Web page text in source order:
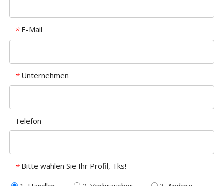
* E-Mail
* Unternehmen
Telefon
* Bitte wählen Sie Ihr Profil, Tks!